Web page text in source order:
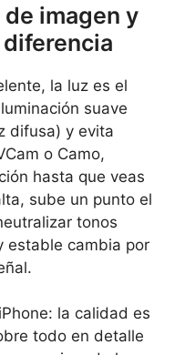
imagen y
la luz es el
suave
difusa) y evita
o Camo,
hasta que veas
sube un punto el
tonos
estable cambia por
la calidad es
todo en detalle